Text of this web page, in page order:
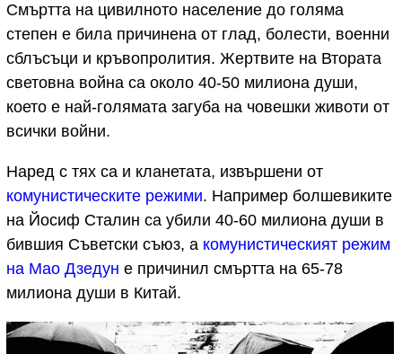
Смъртта на цивилното население до голяма
степен е била причинена от глад, болести, военни
сблъсъци и кръвопролития. Жертвите на Втората
световна война са около 40-50 милиона души,
което е най-голямата загуба на човешки животи от
всички войни.
Наред с тях са и кланетата, извършени от
комунистическите режими. Например болшевиките
на Йосиф Сталин са убили 40-60 милиона души в
бившия Съветски съюз, а комунистическият режим
на Мао Дзедун е причинил смъртта на 65-78
милиона души в Китай.